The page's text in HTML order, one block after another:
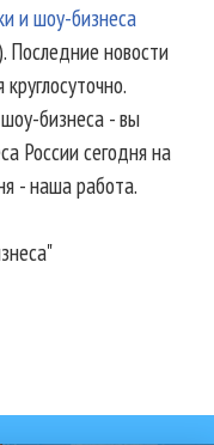
и шоу-бизнеса
Последние новости
бизнеса - вы
России сегодня на
- наша работа.